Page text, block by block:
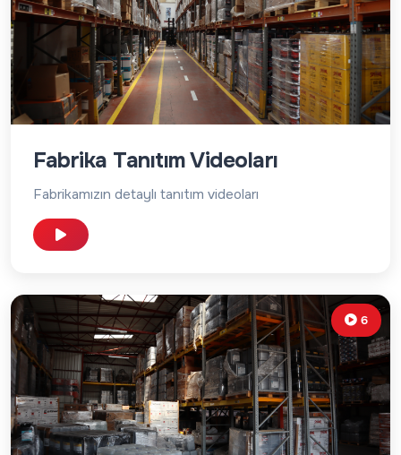
Fabrika Tanıtım Videoları
Fabrikamızın detaylı tanıtım videoları
6